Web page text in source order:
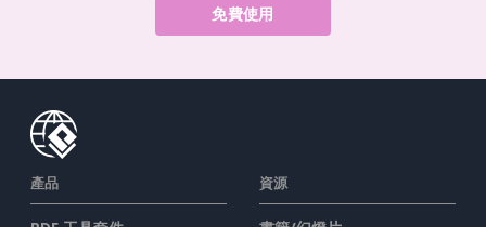
免費使用
產品 資源